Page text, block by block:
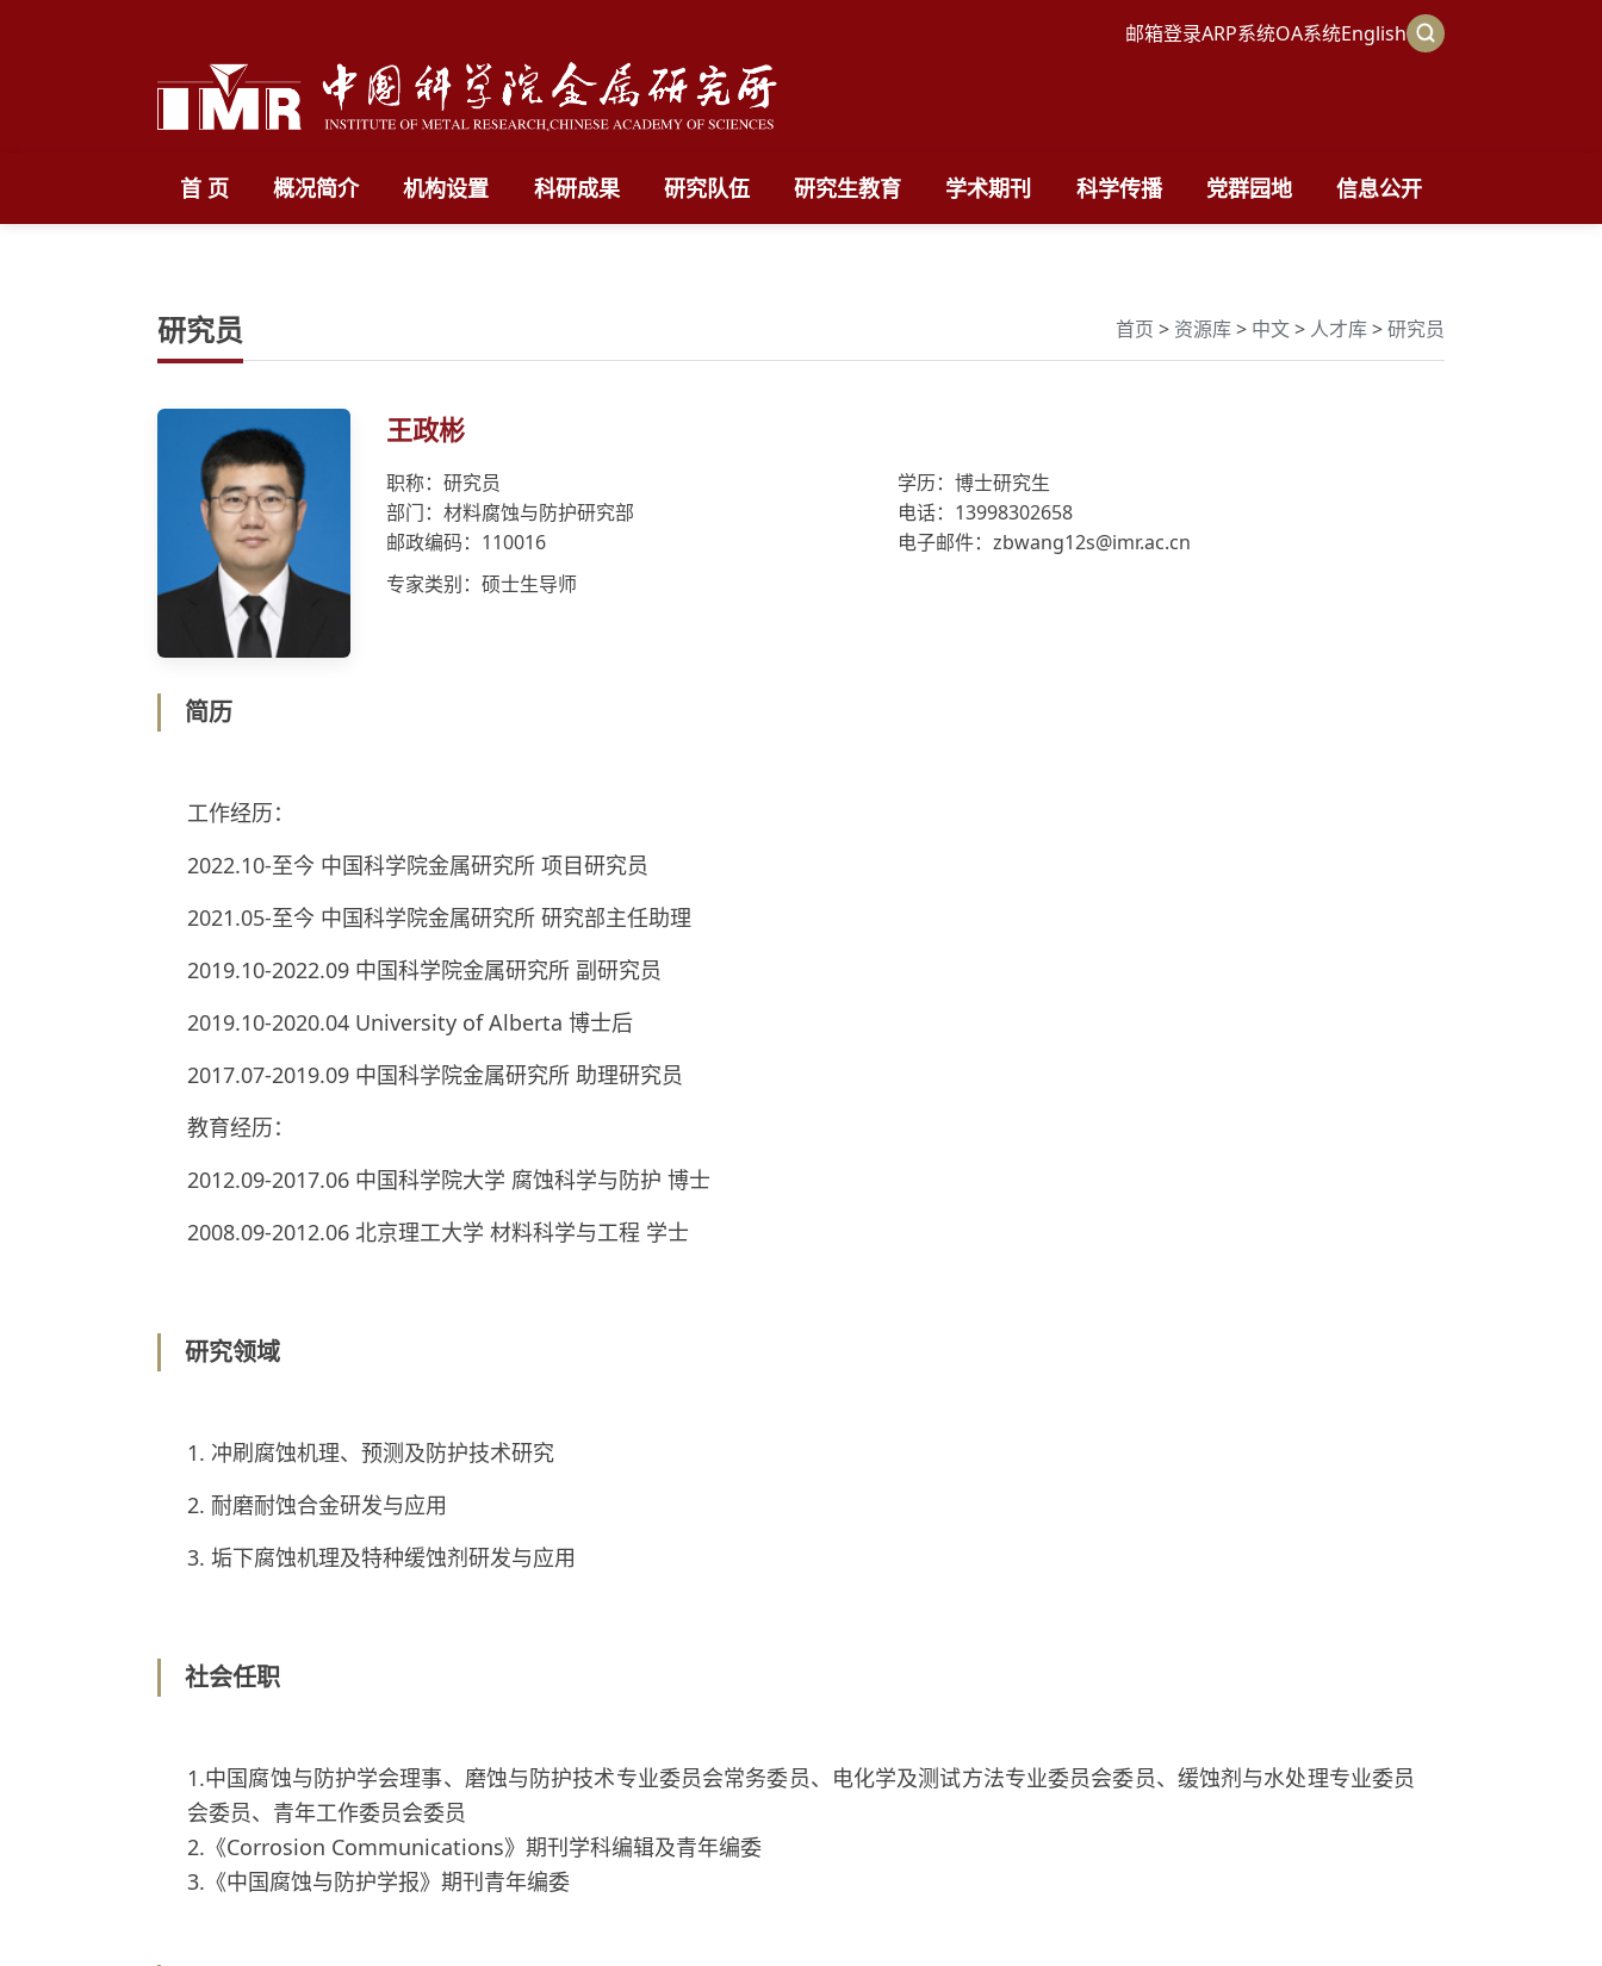
邮箱登录ARP系统OA系统English
首 页 概况简介 机构设置 科研成果 研究队伍 研究生教育 学术期刊 科学传播 党群园地 信息公开
研究员 首页 > 资源库> 中文> 人才库>研究员
王政彬
职称：研究员
学历：博士研究生
部门：材料腐蚀与防护研究部
电话：13998302658
邮政编码：110016
电子邮件：zbwang12s@imr.ac.cn
专家类别：硕士生导师
简历
工作经历：
2022.10-至今 中国科学院金属研究所 项目研究员
2021.05-至今 中国科学院金属研究所 研究部主任助理
2019.10-2022.09 中国科学院金属研究所 副研究员
2019.10-2020.04 University of Alberta 博士后
2017.07-2019.09 中国科学院金属研究所 助理研究员
教育经历：
2012.09-2017.06 中国科学院大学 腐蚀科学与防护 博士
2008.09-2012.06 北京理工大学 材料科学与工程 学士
研究领域
1. 冲刷腐蚀机理、预测及防护技术研究
2. 耐磨耐蚀合金研发与应用
3. 垢下腐蚀机理及特种缓蚀剂研发与应用
社会任职
1.中国腐蚀与防护学会理事、磨蚀与防护技术专业委员会常务委员、电化学及测试方法专业委员会委员、缓蚀剂与水处理专业委员
会委员、青年工作委员会委员
2.《Corrosion Communications》期刊学科编辑及青年编委
3.《中国腐蚀与防护学报》期刊青年编委